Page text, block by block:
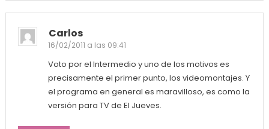
Carlos
16/02/2011 a las 09:41
Voto por el Intermedio y uno de los motivos es
precisamente el primer punto, los videomontajes. Y
el programa en general es maravilloso, es como la
versión para TV de El Jueves.